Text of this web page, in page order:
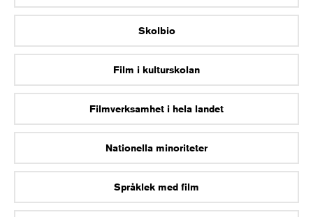
Skolbio
Film i kulturskolan
Filmverksamhet i hela landet
Nationella minoriteter
Språklek med film